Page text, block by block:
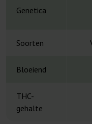
Genetica
Soorten
Bloeiend
THC-
gehalte